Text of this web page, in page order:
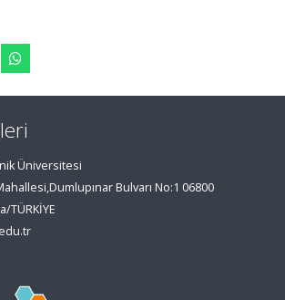
Üniversitesi
Bulvarı No:1 06800
TÜRKİYE